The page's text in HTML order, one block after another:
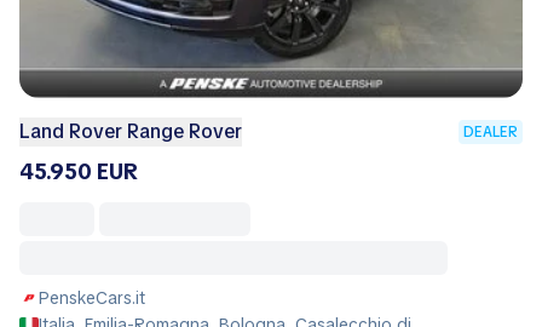
Land Rover Range Rover DEALER
45.950 EUR
PenskeCars.it